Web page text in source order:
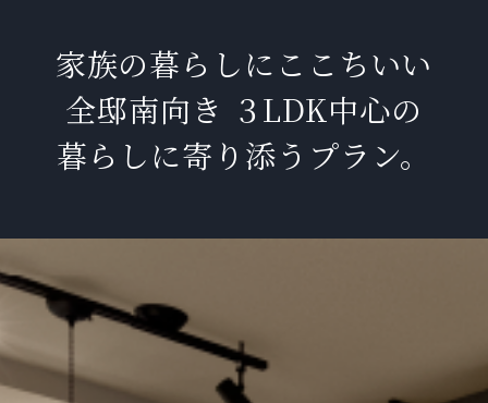
家族の暮らしにここちいい
全邸南向き ３LDK中心の
暮らしに寄り添うプラン。